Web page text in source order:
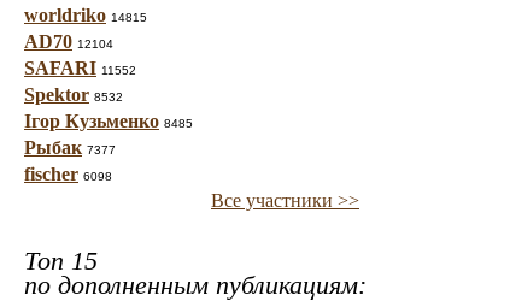
worldriko 14815
AD70 12104
SAFARI 11552
Spektor 8532
Ігор Кузьменко 8485
Рыбак 7377
fischer 6098
Все участники >>
Топ 15
по дополненным публикациям: